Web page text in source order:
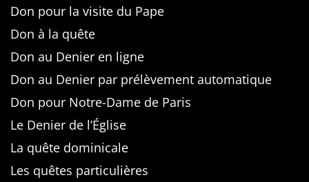
Don pour la visite du Pape
Don à la quête
Don au Denier en ligne
Don au Denier par prélèvement automatique
Don pour Notre-Dame de Paris
Le Denier de l’Église
La quête dominicale
Les quêtes particulières